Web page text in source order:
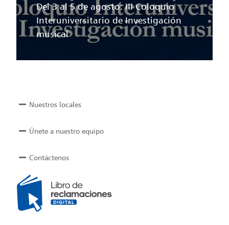
Del 3 al 5 de agosto: III Coloquio
Interuniversitario de Investigación
musical
Nuestros locales
Únete a nuestro equipo
Contáctenos